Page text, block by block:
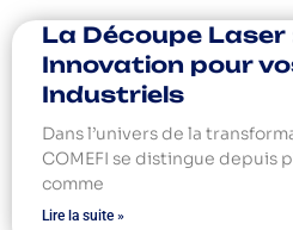
La Découpe Laser
Innovation pour
Industriels
Dans l’univers de la
COMEFI se distingue depuis
comme
Lire la suite »